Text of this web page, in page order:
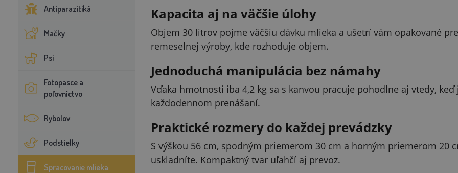
Antiparazitiká
Mačky
Psi
Fotopasce a
poľovníctvo
Rybolov
Podstielky
Spracovanie mlieka
Kapacita aj na väčšie úlohy
Objem 30 litrov pojme väčšiu dávku mlieka a ušetrí vám opakované
remeselnej výroby, kde rozhoduje objem.
Jednoduchá manipulácia bez námahy
Vďaka hmotnosti iba 4,2 kg sa s kanvou pracuje pohodlne aj vtedy,
každodennom prenášaní.
Praktické rozmery do každej prevádzky
S výškou 56 cm, spodným priemerom 30 cm a horným priemerom 20
uskladníte. Kompaktný tvar uľahčí aj prevoz.